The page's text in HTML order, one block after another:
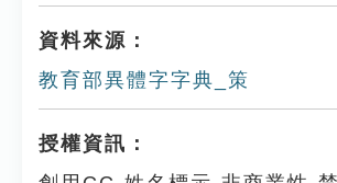
資料來源：
教育部異體字字典_策
授權資訊：